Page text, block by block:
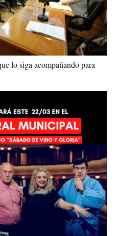
lo siga acompañando para